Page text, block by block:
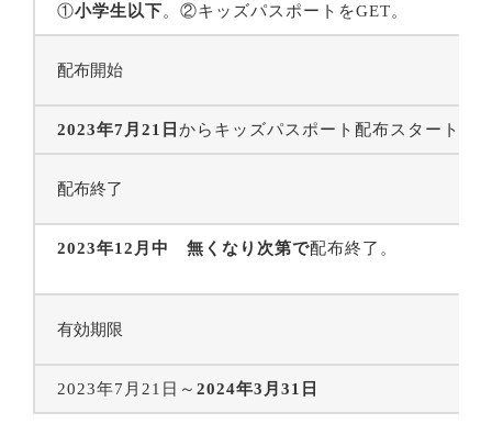
①小学生以下。②キッズパスポートをGET。
配布開始
2023年7月21日 からキッズパスポート配布スタート。
配布終了
2023年12月中 無くなり次第で配布終了。
有効期限
2023年7月21日～ 2024年3月31日